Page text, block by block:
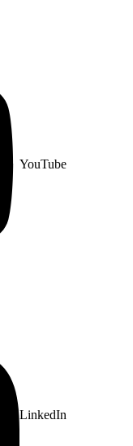
YouTube
LinkedIn